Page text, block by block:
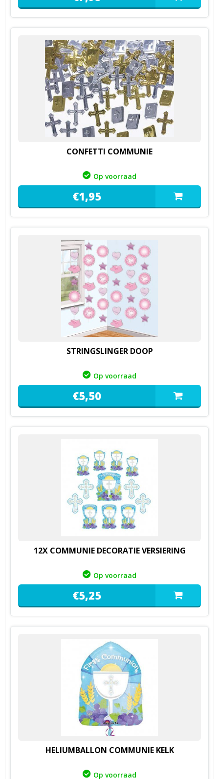
CONFETTI COMMUNIE
Op voorraad
€1,95
STRINGSLINGER DOOP
Op voorraad
€5,50
12X COMMUNIE DECORATIE VERSIERING
Op voorraad
€5,25
HELIUMBALLON COMMUNIE KELK
Op voorraad